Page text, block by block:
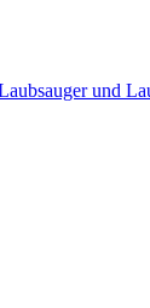
und